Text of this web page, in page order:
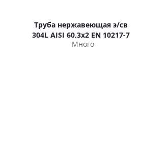
Труба нержавеющая э/св
304L AISI 60,3х2 EN 10217-7
Много